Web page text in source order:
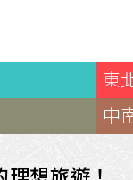
經典日本
奧入瀨溪
廣島‧四
日本名旅
表單下載
旅客服務
東
中